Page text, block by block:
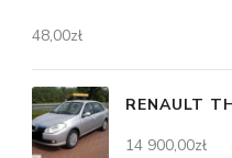
48,00zł
RENAULT
14 900,00zł